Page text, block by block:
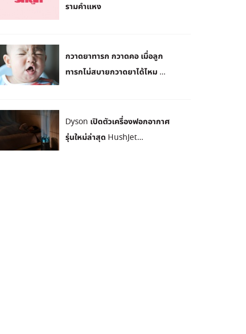
รามคำแหง
กวาดยาทารก กวาดคอ เมื่อลูก
ทารกไม่สบายกวาดยาได้ไหม ...
Dyson เปิดตัวเครื่องฟอกอากาศ
รุ่นใหม่ล่าสุด HushJet...